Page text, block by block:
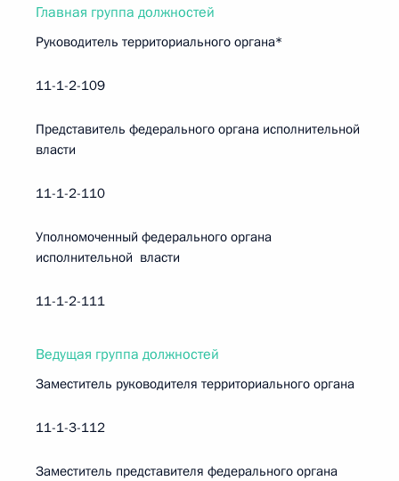
Главная группа должностей
Руководитель территориального органа*
11-1-2-109
Представитель федерального органа исполнительной
власти
11-1-2-110
Уполномоченный федерального органа
исполнительной власти
11-1-2-111
Ведущая группа должностей
Заместитель руководителя территориального органа
11-1-3-112
Заместитель представителя федерального органа